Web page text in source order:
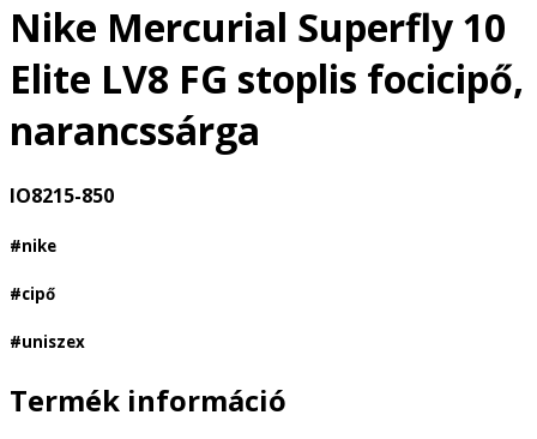
Nike Mercurial Superfly 10
Elite LV8 FG stoplis focicipő,
narancssárga
IO8215-850
#nike
#cipő
#uniszex
Termék információ